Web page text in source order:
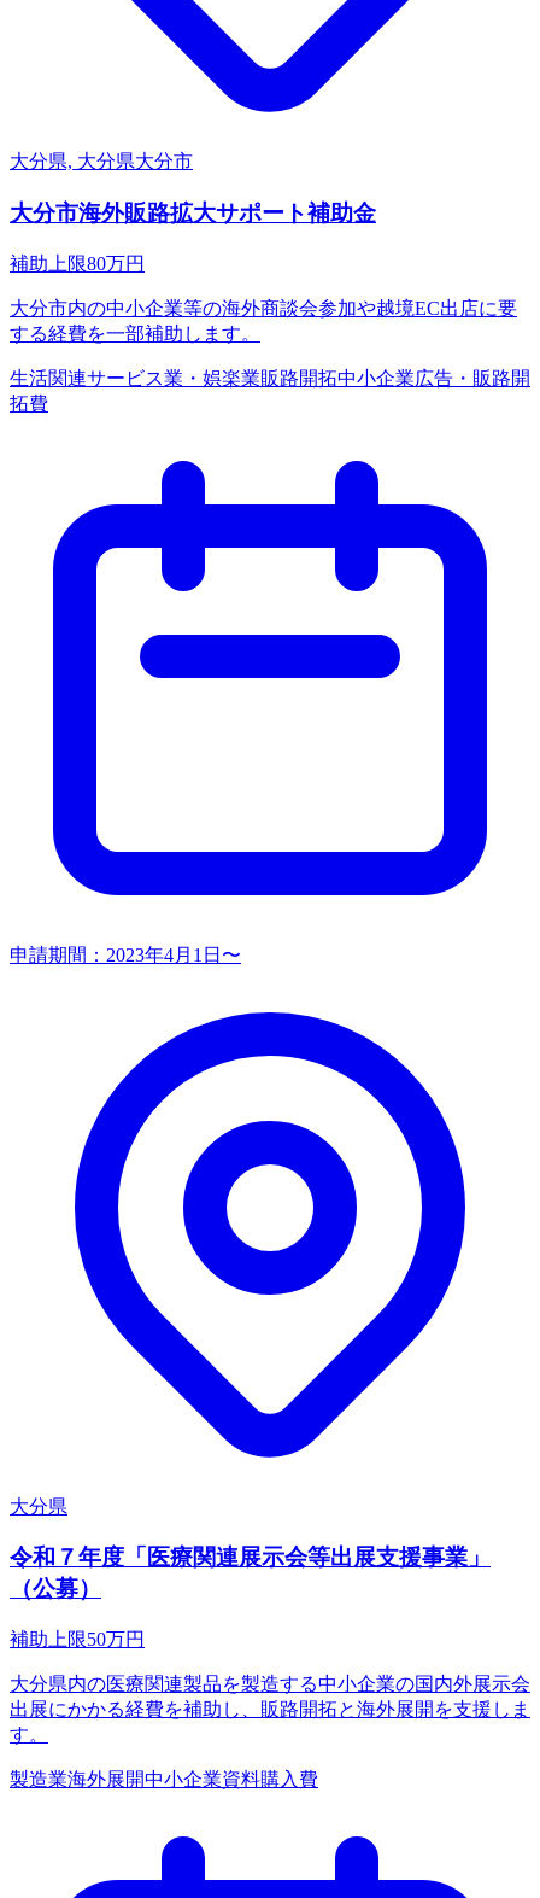
大分県, 大分県大分市
大分市海外販路拡大サポート補助金
補助上限80万円
大分市内の中小企業等の海外商談会参加や越境EC出店に要
する経費を一部補助します。
生活関連サービス業・娯楽業販路開拓中小企業広告・販路開
拓費
申請期間： 2023年4月1日〜
大分県
令和７年度「医療関連展示会等出展支援事業」
（公募）
補助上限50万円
大分県内の医療関連製品を製造する中小企業の国内外展示会
出展にかかる経費を補助し、販路開拓と海外展開を支援しま
す。
製造業海外展開中小企業資料購入費